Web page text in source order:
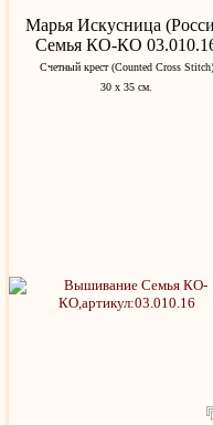
Марья Искусница
Семья КО-КО
Счетный крест (Counted Cross Stitch)
30 х 35 см.